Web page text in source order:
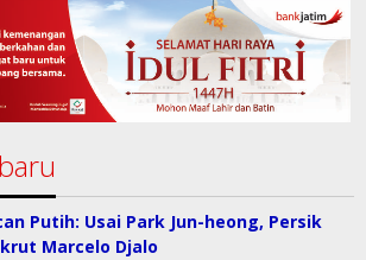
Putih: Usai Park Jun-heong, Persik
Marcelo Djalo